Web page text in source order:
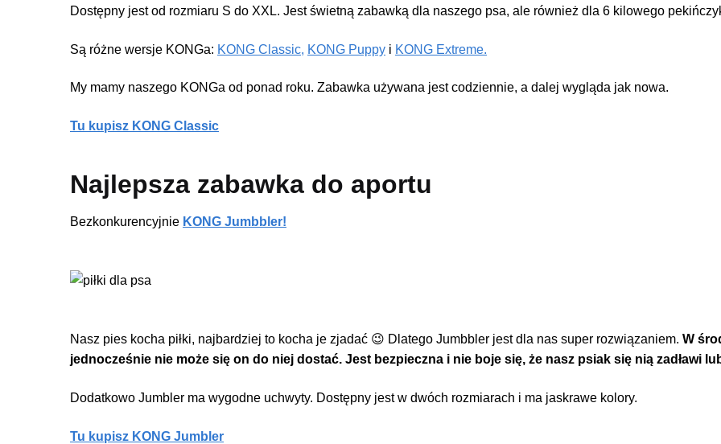
Dostępny jest od rozmiaru S do XXL. Jest świetną zabawką dla naszego psa, ale również dla 6 kilowego
Są różne wersje KONGa: KONG Classic, KONG Puppy i KONG Extreme.
My mamy naszego KONGa od ponad roku. Zabawka używana jest codziennie, a dalej wygląda jak nowa.
Tu kupisz KONG Classic
Najlepsza zabawka do aportu
Bezkonkurencyjnie KONG Jumbbler!
Nasz pies kocha piłki, najbardziej to kocha je zjadać 😉 Dlatego Jumbbler jest dla nas super rozwiązaniem. W
jednocześnie nie może się on do niej dostać. Jest bezpieczna i nie boje się, że nasz psiak się nią zadławi
Dodatkowo Jumbler ma wygodne uchwyty. Dostępny jest w dwóch rozmiarach i ma jaskrawe kolory.
Tu kupisz KONG Jumbler